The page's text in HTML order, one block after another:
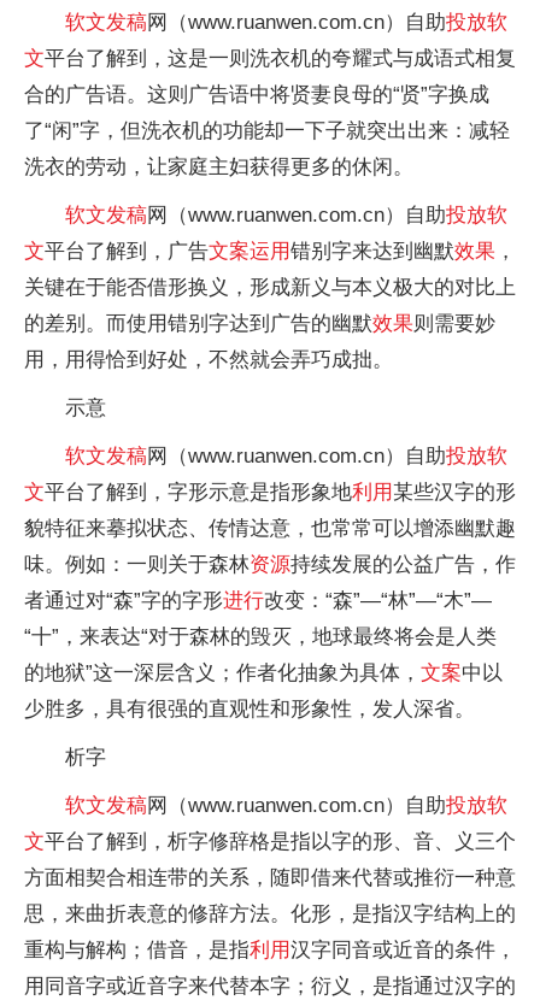
软文发稿网（www.ruanwen.com.cn）自助投放软
文平台了解到，这是一则洗衣机的夸耀式与成语式相复
合的广告语。这则广告语中将贤妻良母的“贤”字换成
了“闲”字，但洗衣机的功能却一下子就突出出来：减轻
洗衣的劳动，让家庭主妇获得更多的休闲。
软文发稿网（www.ruanwen.com.cn）自助投放软
文平台了解到，广告文案运用错别字来达到幽默效果 ，
关键在于能否借形换义，形成新义与本义极大的对比上
的差别。而使用错别字达到广告的幽默效果则需要妙
用，用得恰到好处，不然就会弄巧成拙。
示意
软文发稿网（www.ruanwen.com.cn）自助投放软
文平台了解到，字形示意是指形象地利用某些汉字的形
貌特征来摹拟状态、传情达意，也常常可以增添幽默趣
味。例如：一则关于森林资源持续发展的公益广告，作
者通过对“森”字的字形进行改变：“森”—“林”—“木”—
“十”，来表达“对于森林的毁灭，地球最终将会是人类
的地狱”这一深层含义；作者化抽象为具体， 文案中以
少胜多，具有很强的直观性和形象性，发人深省。
析字
软文发稿网（www.ruanwen.com.cn）自助投放软
文平台了解到，析字修辞格是指以字的形、音、义三个
方面相契合相连带的关系，随即借来代替或推衍一种意
思，来曲折表意的修辞方法。化形，是指汉字结构上的
重构与解构；借音，是指利用汉字同音或近音的条件，
用同音字或近音字来代替本字；衍义，是指通过汉字的